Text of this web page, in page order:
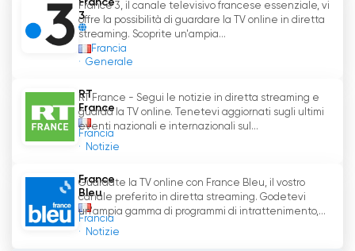
France 4 offre anche la copertura dei principali
eventi sportivi. Grazie a questa trasmissione,
gli spettatori possono vivere in diretta i
momenti salienti delle competizioni sportive
La linea editoriale di France 4 si basa su due
programmi distinti. Il primo, incentrato su
contenuti per i giovani, mira a divertirli, educarli
generalista, offre una varietà di programmi per
soddisfare i gusti di tutti gli spettatori.
France
3
Francia
Generale
France 3, il canale televisivo francese essenziale, vi
offre la possibilità di guardare la TV online in diretta
streaming. Scoprite un'ampia...
RT
France
Francia
Notizie
RT France - Segui le notizie in diretta streaming e
guarda la TV online. Tenetevi aggiornati sugli ultimi
eventi nazionali e internazionali sul...
France
Bleu
Francia
Notizie
Guardate la TV online con France Bleu, il vostro
canale preferito in diretta streaming. Godetevi
un'ampia gamma di programmi di intrattenimento,...